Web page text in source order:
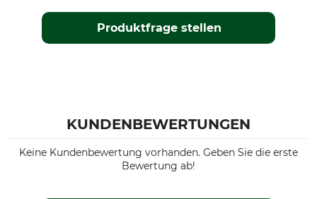
Produktfrage stellen
KUNDENBEWERTUNGEN
Keine Kundenbewertung vorhanden. Geben Sie die erste
Bewertung ab!